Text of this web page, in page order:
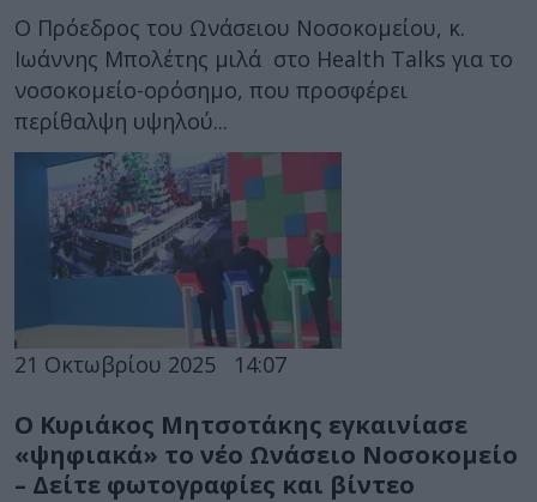
Ο Πρόεδρος του Ωνάσειου Νοσοκομείου, κ.
Ιωάννης Μπολέτης μιλά στο Health Talks για το
νοσοκομείο-ορόσημο, που προσφέρει
περίθαλψη υψηλού...
21 Οκτωβρίου 2025 14:07
Ο Κυριάκος Μητσοτάκης εγκαινίασε
«ψηφιακά» το νέο Ωνάσειο Νοσοκομείο
– Δείτε φωτογραφίες και βίντεο